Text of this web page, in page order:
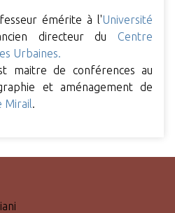
émérite à l'Université
directeur du Centre
Urbaines.
maitre de conférences au
et aménagement de
Mirail.